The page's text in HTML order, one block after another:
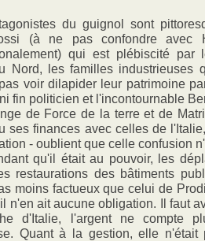
du guignol sont
(à ne pas confondre avec
qui est plébiscité
Nord, les familles industrieuses
voir dilapider leur patrimoine
fin politicien et l'incontournable
de Force de la terre et de
ses finances avec celles de
- oublient que celle confusion
qu'il était au pouvoir, les
restaurations des bâtiments
moins factueux que celui de
n'en ait aucune obligation. Il faut
d'Italie, l'argent ne compte
Quant à la gestion, elle